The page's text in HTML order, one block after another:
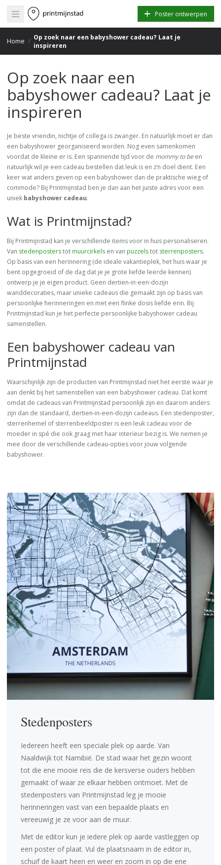
Open main menu Poster ontwerpen
Home / Op zoek naar een babyshower cadeau? Laat je
inspireren
Op zoek naar een
babyshower cadeau? Laat je
inspireren
Je beste vriendin, nichtje of collega is zwanger. En natuurlijk moet er dan
een babyshower georganiseerd worden. Nog even samenkomen
voordat de kleine er is. Een spannende tijd voor de mommy to been
natuurlijk wil je een cadeau bestellen dat leuk is en z’n doel dient. Een
keer wat anders geven op een babyshower dan de praktische wieg of
commode? Bij Printmijnstad ben je dan aan het juiste adres voor een
uniek babyshower cadeau.
Wat is Printmijnstad?
Bij Printmijnstad kan je verschillende items voor in huis personaliseren.
Van stedenposterstotmuurcirkels en van puzzelstot sterrenposters.
Op basis van een herinnering (de ideale vakantieplek, het huis waar je
bent opgegroeid of de dag dat je je grote liefde leerde kennen)
ontwerp je je eigen product. Geen dertien-in-een-dozijn
wanddecoraties, maar unieke cadeaus die gemaakt zijn op basis van
persoonlijke herinneringen en met een flinke dosis liefde erin. Bij
Printmijnstad kun je het perfecte persoonlijke babyshower cadeau
samenstellen.
Een babyshower cadeau van
Printmijnstad
Waarschijnlijk zijn de producten van Printmijnstad niet het eerste waar je
aan denkt bij het samenstellen van een babyshower cadeau. Dat komt
omdat de cadeaus van Printmijnstad persoonlijk zijn en daarom anders
zijn dan de standaard, dertien-in-een-dozijn cadeaus. Een stedenposter,
sterrenhemel of sterrenbeeldposter is een leuk cadeau voor de
moeder in spé die ook graag met haar interieur bezig is. We nemen je
mee door de verschillende cadeau-opties voor jouw volgende
babyshower.
Stedenposters
Iedereen heeft een speciale plek op aarde. Van
Naaldwijk tot Namibië. De stad waar het gezin woont
tot die ene mooie reis die de kersverse ouders hebben
gemaakt of waar ze elkaar hebben ontmoet. Met de
stedenposters van Printmijnstad leg je mooie
herinneringen vast van een bepaalde plaats en
vereeuwig je ze voor aan de muur.
Met de editor kun je iedere plek op aarde vastleggen op
een poster of plaat. Vul de plaatsnaam in de editor in,
schuif de kaart heen en weer en zoom in op die ene